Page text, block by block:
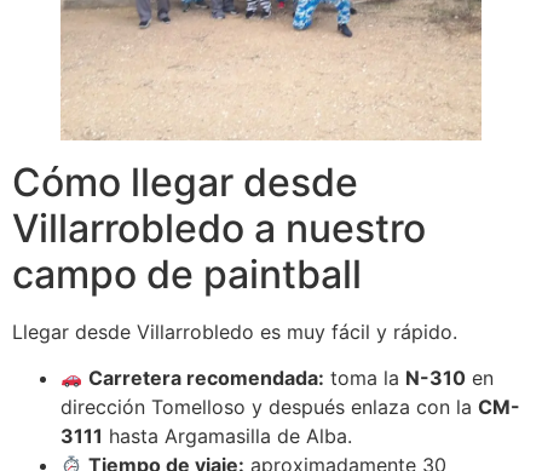
Cómo llegar desde
Villarrobledo a nuestro
campo de paintball
Llegar desde Villarrobledo es muy fácil y rápido.
Carretera recomendada: toma la N-310 en
dirección Tomelloso y después enlaza con la CM-
3111 hasta Argamasilla de Alba.
Tiempo de viaje: aproximadamente 30